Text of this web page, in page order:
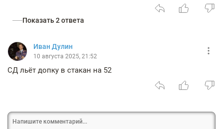
Показать 2 ответа
Иван Дулин
10 августа 2025, 21:52
СД льёт допку в стакан на 52